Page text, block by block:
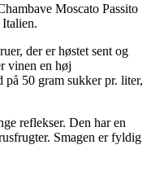
Moscato Passito
Italien.
der er høstet sent og
vinen en høj
på 50 gram sukker pr. liter,
reflekser. Den har en
Smagen er fyldig